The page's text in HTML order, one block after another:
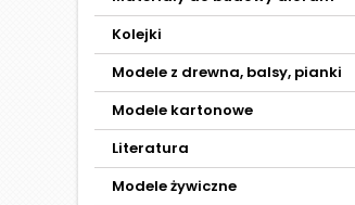
Kolejki
Modele z drewna, balsy, pianki
Modele kartonowe
Literatura
Modele żywiczne